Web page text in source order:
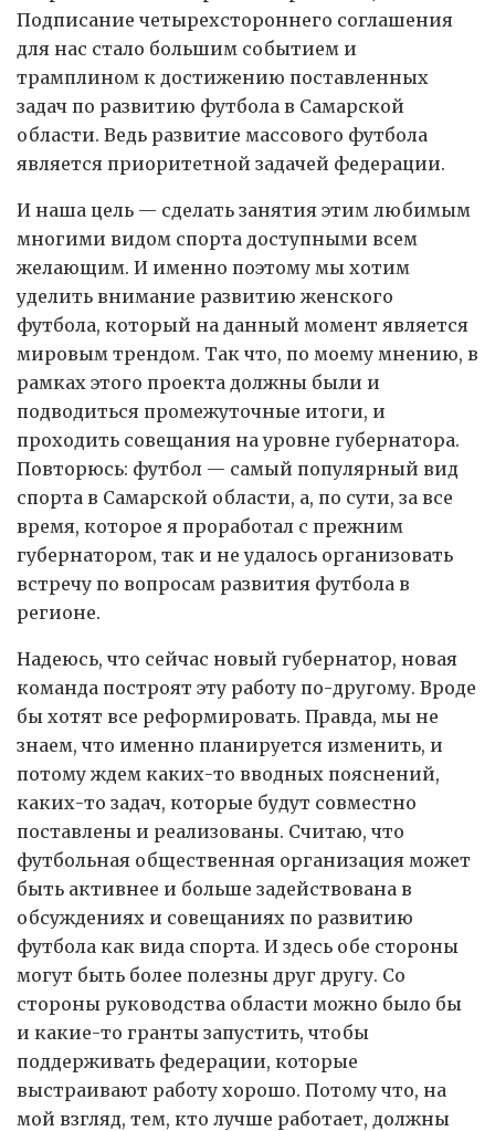
Подписание четырехстороннего соглашения
для нас стало большим событием и
трамплином к достижению поставленных
задач по развитию футбола в Самарской
области. Ведь развитие массового футбола
является приоритетной задачей федерации.
И наша цель — сделать занятия этим любимым
многими видом спорта доступными всем
желающим. И именно поэтому мы хотим
уделить внимание развитию женского
футбола, который на данный момент является
мировым трендом. Так что, по моему мнению, в
рамках этого проекта должны были и
подводиться промежуточные итоги, и
проходить совещания на уровне губернатора.
Повторюсь: футбол — самый популярный вид
спорта в Самарской области, а, по сути, за все
время, которое я проработал с прежним
губернатором, так и не удалось организовать
встречу по вопросам развития футбола в
регионе.
Надеюсь, что сейчас новый губернатор, новая
команда построят эту работу по-другому. Вроде
бы хотят все реформировать. Правда, мы не
знаем, что именно планируется изменить, и
потому ждем каких-то вводных пояснений,
каких-то задач, которые будут совместно
поставлены и реализованы. Считаю, что
футбольная общественная организация может
быть активнее и больше задействована в
обсуждениях и совещаниях по развитию
футбола как вида спорта. И здесь обе стороны
могут быть более полезны друг другу. Со
стороны руководства области можно было бы
и какие-то гранты запустить, чтобы
поддерживать федерации, которые
выстраивают работу хорошо. Потому что, на
мой взгляд, тем, кто лучше работает, должны